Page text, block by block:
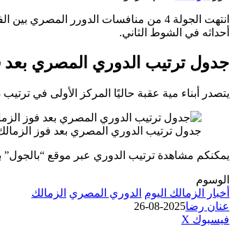
أحداثه في الشوط الثاني.
جدول ترتيب الدوري المصري بعد
يتصدر أبناء مية عقبة حاليًا المركز الأولى في
جدول ترتيب الدوري المصري بعد فوز
يمكنكم مشاهدة ترتيب الدوري عبر موقع “بالجول”
الوسوم
أخبار الزمالك اليوم الدوري المصري الزمالك
عنان رضا2025-08-26
فيسبوك ‫X